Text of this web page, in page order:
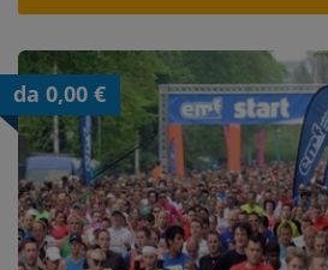
da 0,00 €